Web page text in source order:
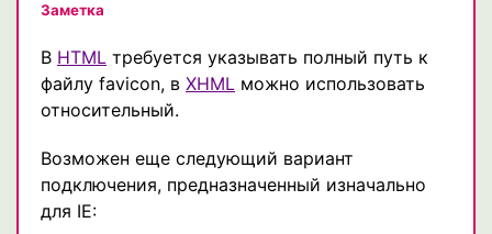
Заметка
В HTML требуется указывать полный путь к
файлу favicon, в XHML можно использовать
относительный.
Возможен еще следующий вариант
подключения, предназначенный изначально
для IE: